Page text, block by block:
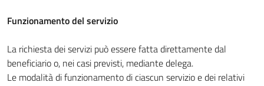
Funzionamento del servizio
La richiesta dei servizi può essere fatta direttamente dal
beneficiario o, nei casi previsti, mediante delega.
Le modalità di funzionamento di ciascun servizio e dei relativi